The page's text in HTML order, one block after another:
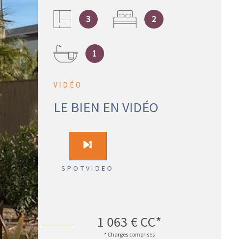
3 2
1
VIDÉO
LE BIEN EN VIDÉO
SPOTVIDEO
1 063 €CC*
* Charges comprises